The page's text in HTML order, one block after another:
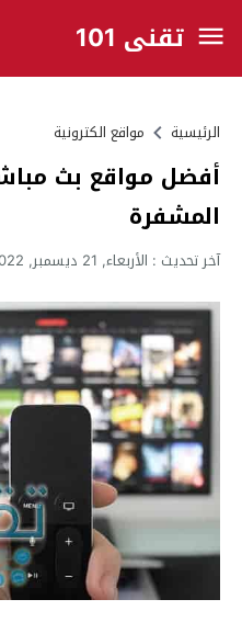
تقني 101
الرئيسية مواقع الكترونية
أفضل مواقع بث
المشفرة
آخر تحديث : الأربعاء, 21 ديسمبر, 2022 - 9:30 مساءً